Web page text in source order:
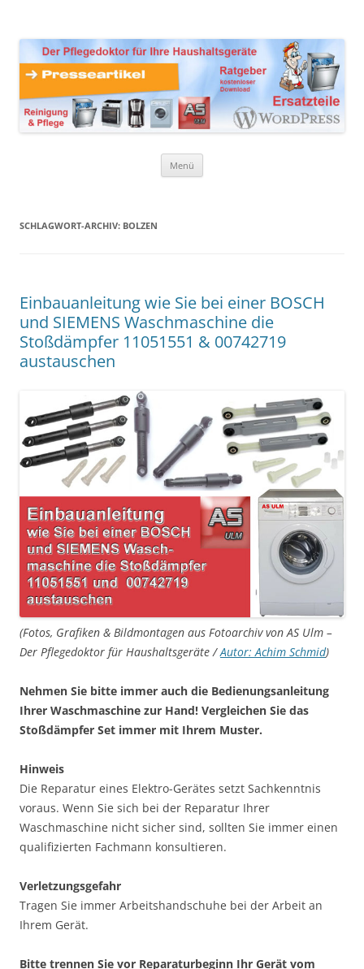
Haushaltsgeräte
Reinigungsprodukte und Pflegemittel
Menü
SCHLAGWORT-ARCHIV: BOLZEN
Einbauanleitung wie Sie bei einer BOSCH
und SIEMENS Waschmaschine die
Stoßdämpfer 11051551 & 00742719
austauschen
(Fotos, Grafiken & Bildmontagen aus Fotoarchiv von AS Ulm –
Der Pflegedoktor für Haushaltsgeräte /Autor: Achim Schmid)
Nehmen Sie bitte immer auch die Bedienungsanleitung
Ihrer Waschmaschine zur Hand! Vergleichen Sie das
Stoßdämpfer Set immer mit Ihrem Muster.
Hinweis
Die Reparatur eines Elektro-Gerätes setzt Sachkenntnis
voraus. Wenn Sie sich bei der Reparatur Ihrer
Waschmaschine nicht sicher sind, sollten Sie immer einen
qualifizierten Fachmann konsultieren.
Verletzungsgefahr
Tragen Sie immer Arbeitshandschuhe bei der Arbeit an
Ihrem Gerät.
Bitte trennen Sie vor Reparaturbeginn Ihr Gerät vom